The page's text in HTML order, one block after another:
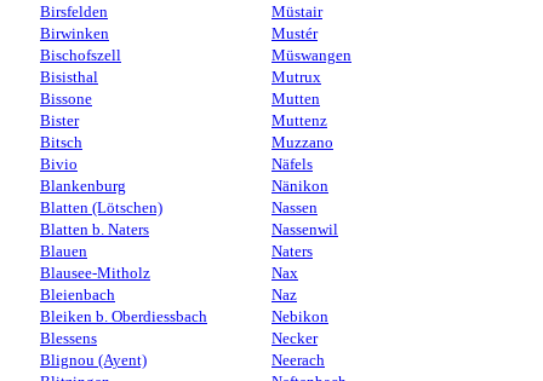
Birsfelden
Birwinken
Bischofszell
Bisisthal
Bissone
Bister
Bitsch
Bivio
Blankenburg
Blatten (Lötschen)
Blatten b. Naters
Blauen
Blausee-Mitholz
Bleienbach
Bleiken b. Oberdiessbach
Blessens
Blignou (Ayent)
Müstair
Mustér
Müswangen
Mutrux
Mutten
Muttenz
Muzzano
Näfels
Nänikon
Nassen
Nassenwil
Naters
Nax
Naz
Nebikon
Necker
Neerach